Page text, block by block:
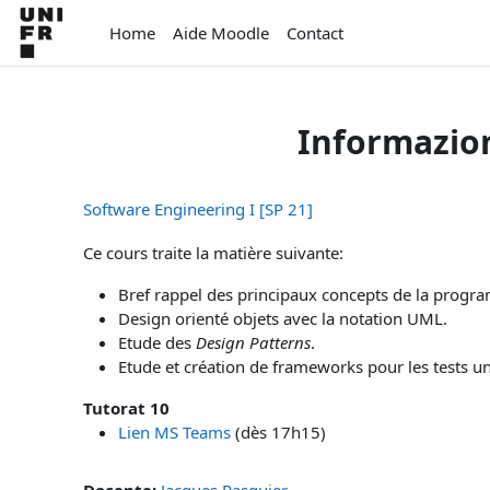
Vai al contenuto principale
Home
Aide Moodle Contact
Software Engineering I [SP 21]
Ce cours traite la matière suivante:
Bref rappel des principaux concepts de la
Design orienté objets avec la notation UML.
Etude des Design Patterns.
Etude et création de frameworks pour les tests
Tutorat 10
Lien MS Teams (dès 17h15)